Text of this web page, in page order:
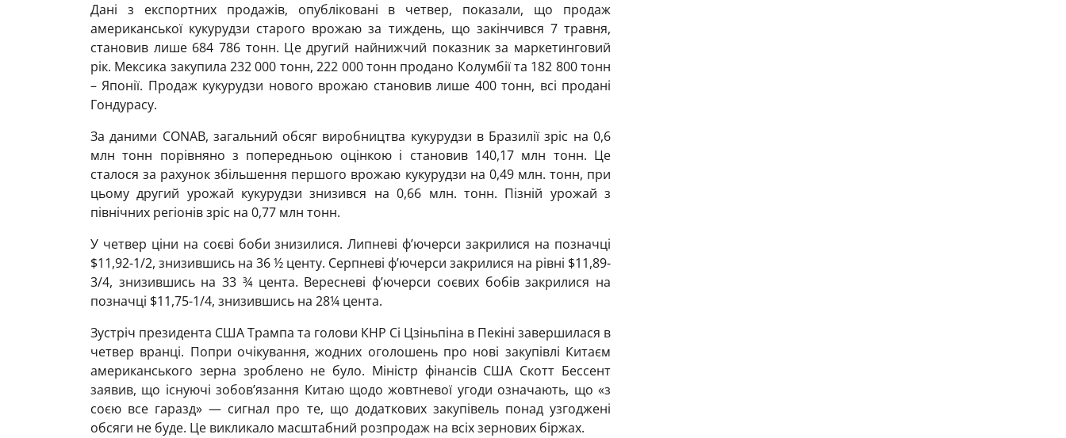
Дані з експортних продажів, опубліковані в четвер, показали, що продаж
американської кукурудзи старого врожаю за тиждень, що закінчився 7 травня,
становив лише 684 786 тонн. Це другий найнижчий показник за маркетинговий
рік. Мексика закупила 232 000 тонн, 222 000 тонн продано Колумбії та 182 800 тонн
– Японії. Продаж кукурудзи нового врожаю становив лише 400 тонн, всі продані
Гондурасу.
За даними CONAB, загальний обсяг виробництва кукурудзи в Бразилії зріс на 0,6
млн тонн порівняно з попередньою оцінкою і становив 140,17 млн ​​тонн. Це
сталося за рахунок збільшення першого врожаю кукурудзи на 0,49 млн. тонн, при
цьому другий урожай кукурудзи знизився на 0,66 млн. тонн. Пізній урожай з
північних регіонів зріс на 0,77 млн ​​тонн.
У четвер ціни на соєві боби знизилися. Липневі ф’ючерси закрилися на позначці
$11,92-1/2, знизившись на 36 ½ центу. Серпневі ф’ючерси закрилися на рівні $11,89-
3/4, знизившись на 33 ¾ цента. Вересневі ф’ючерси соєвих бобів закрилися на
позначці $11,75-1/4, знизившись на 28¼ цента.
Зустріч президента США Трампа та голови КНР Сі Цзіньпіна в Пекіні завершилася в
четвер вранці. Попри очікування, жодних оголошень про нові закупівлі Китаєм
американського зерна зроблено не було. Міністр фінансів США Скотт Бессент
заявив, що існуючі зобов’язання Китаю щодо жовтневої угоди означають, що «з
соєю все гаразд» — сигнал про те, що додаткових закупівель понад узгоджені
обсяги не буде. Це викликало масштабний розпродаж на всіх зернових біржах.